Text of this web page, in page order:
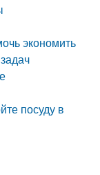
экономить
посуду в